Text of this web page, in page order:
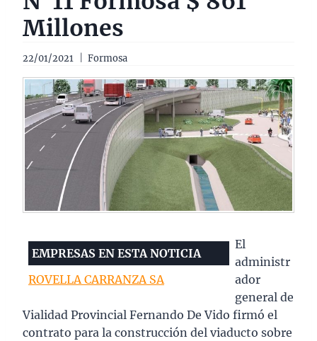
Millones
22/01/2021 Formosa
EMPRESAS EN ESTA NOTICIA
ROVELLA CARRANZA SA
El
administr
ador
general de
Vialidad Provincial Fernando De Vido firmó el
contrato para la construcción del viaducto sobre